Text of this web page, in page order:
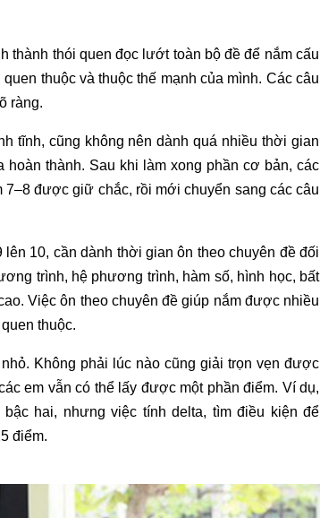
thành thói quen đọc lướt toàn bộ đề để nắm cấu
thuộc và thuộc thế mạnh của mình. Các câu
ràng.
tĩnh, cũng không nên dành quá nhiều thời gian
thành. Sau khi làm xong phần cơ bản, các
được giữ chắc, rồi mới chuyển sang các câu
10, cần dành thời gian ôn theo chuyên đề đối
trình, hệ phương trình, hàm số, hình học, bất
Việc ôn theo chuyên đề giúp nắm được nhiều
thuộc.
Không phải lúc nào cũng giải trọn vẹn được
em vẫn có thể lấy được một phần điểm. Ví dụ,
hai, nhưng việc tính delta, tìm điều kiện để
điểm.